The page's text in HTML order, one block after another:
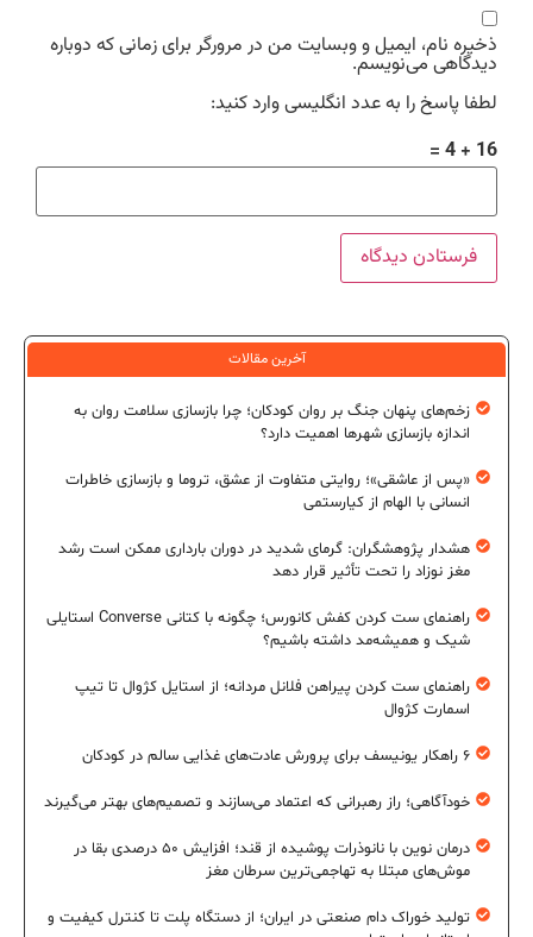
ذخیره نام، ایمیل و وبسایت من در مرورگر برای زمانی که دوباره
دیدگاهی می‌نویسم.
لطفا پاسخ را به عدد انگلیسی وارد کنید:
16 + 4 =
آخرین مقالات
زخم‌های پنهان جنگ بر روان کودکان؛ چرا بازسازی سلامت روان به
اندازه بازسازی شهرها اهمیت دارد؟
«پس از عاشقی»؛ روایتی متفاوت از عشق، تروما و بازسازی خاطرات
انسانی با الهام از کیارستمی
هشدار پژوهشگران: گرمای شدید در دوران بارداری ممکن است رشد
مغز نوزاد را تحت تأثیر قرار دهد
راهنمای ست کردن کفش کانورس؛ چگونه با کتانی Converse استایلی
شیک و همیشه‌مد داشته باشیم؟
راهنمای ست کردن پیراهن فلانل مردانه؛ از استایل کژوال تا تیپ
اسمارت کژوال
۶ راهکار یونیسف برای پرورش عادت‌های غذایی سالم در کودکان
خودآگاهی؛ راز رهبرانی که اعتماد می‌سازند و تصمیم‌های بهتر می‌گیرند
درمان نوین با نانوذرات پوشیده از قند؛ افزایش ۵۰ درصدی بقا در
موش‌های مبتلا به تهاجمی‌ترین سرطان مغز
تولید خوراک دام صنعتی در ایران؛ از دستگاه پلت تا کنترل کیفیت و